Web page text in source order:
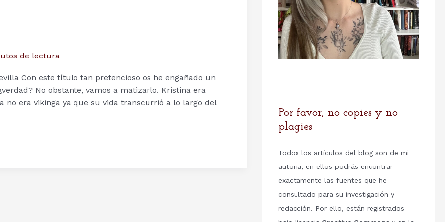
de lectura
Con este título tan pretencioso os he engañado un
No obstante, vamos a matizarlo. Kristina era
no era vikinga ya que su vida transcurrió a lo largo del
Por favor, no copies y no
plagies
Todos los artículos del blog son de mi
autoría, en ellos podrás encontrar
exactamente las fuentes que he
consultado para su investigación y
redacción. Por ello, están registrados